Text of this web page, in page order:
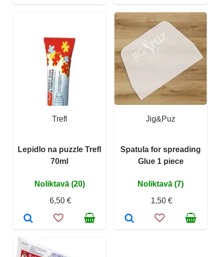
Trefl
Lepidlo na puzzle Trefl
70ml
Noliktavā (20)
6,50 €
Jig&Puz
Spatula for spreading
Glue 1 piece
Noliktavā (7)
1,50 €